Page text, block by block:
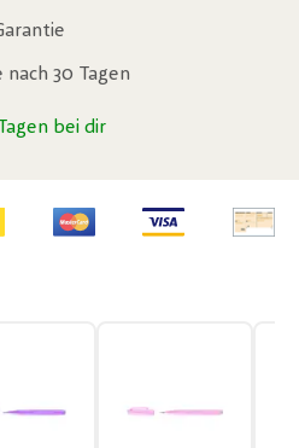
nach 30 Tagen
bei dir